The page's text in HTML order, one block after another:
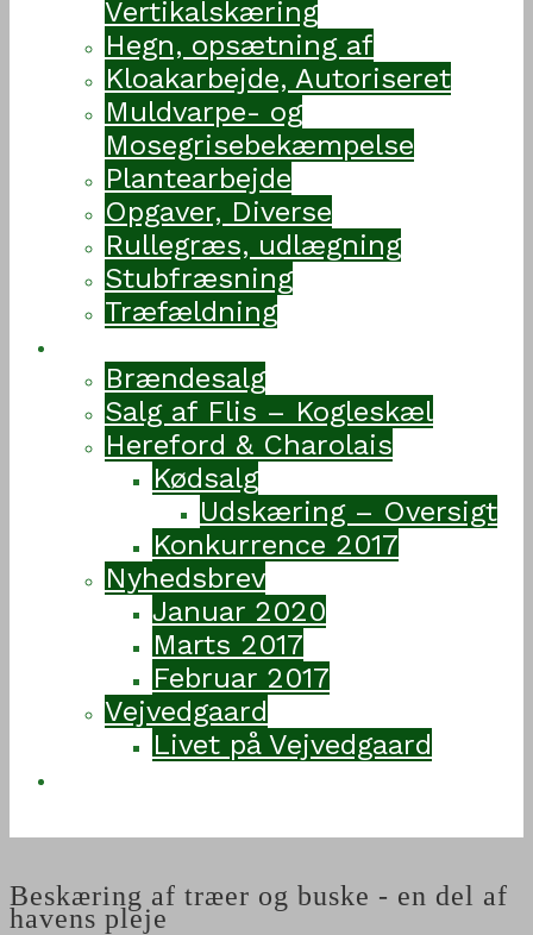
Vertikalskæring
Hegn, opsætning af
Kloakarbejde, Autoriseret
Muldvarpe- og
Mosegrisebekæmpelse
Plantearbejde
Opgaver, Diverse
Rullegræs, udlægning
Stubfræsning
Træfældning
Brændesalg
Salg af Flis – Kogleskæl
Hereford & Charolais
Kødsalg
Udskæring – Oversigt
Konkurrence 2017
Nyhedsbrev
Januar 2020
Marts 2017
Februar 2017
Vejvedgaard
Livet på Vejvedgaard
Beskæring af træer og buske - en del af
havens pleje